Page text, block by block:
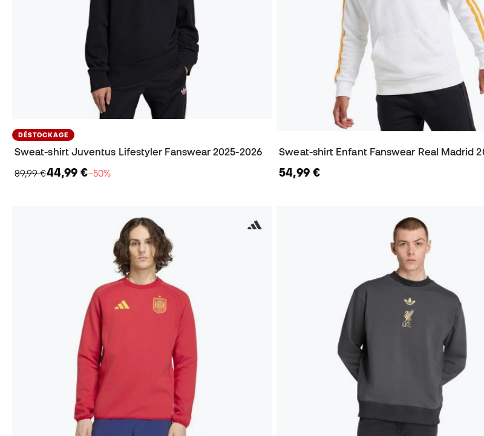
DÉSTOCKAGE
Sweat-shirt Juventus Lifestyler Fanswear 2025-2026
89,99 €44,99 €−50%
Sweat-shirt Enfant Fanswear Real Madrid
54,99 €